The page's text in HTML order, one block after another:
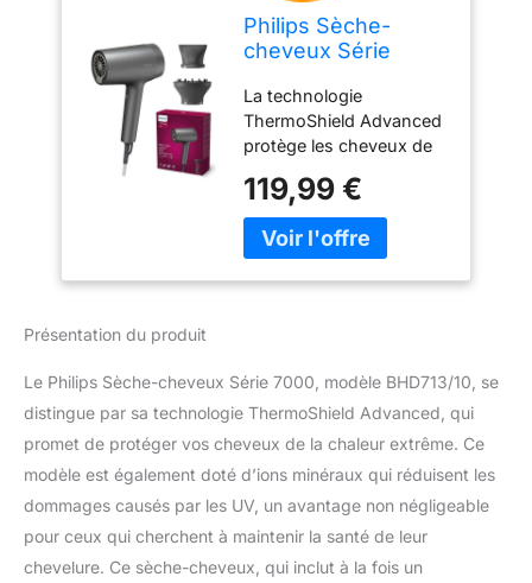
Philips Sèche-
cheveux Série
ThermoShield
Advanced anti
chaleur extrême,
ions minéraux
réduisant les
dommages causés
par les UV,
concentrateur et
La technologie
ThermoShield Advanced
protège les cheveux de
capteur double qui
mesure la température
ambiante et ajuste la
minutes : les pales de
ventilateur novatrices et
l'élément chauffant
spécialement conçu
permettent de sécher
vos cheveux en
seulement 4 minutes² 20
% plus rapide qu'un
119,99 €
Présentation du produit
Le Philips Sèche-cheveux Série 7000, modèle BHD713/10, se
distingue par sa technologie ThermoShield Advanced, qui
promet de protéger vos cheveux de la chaleur extrême. Ce
modèle est également doté d’ions minéraux qui réduisent les
dommages causés par les UV, un avantage non négligeable
pour ceux qui cherchent à maintenir la santé de leur
chevelure. Ce sèche-cheveux, qui inclut à la fois un